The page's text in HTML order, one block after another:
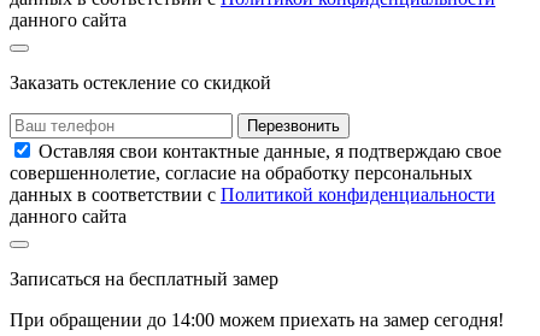
данного сайта
Заказать остекление со скидкой
Перезвонить
Оставляя свои контактные данные, я подтверждаю свое
совершеннолетие, согласие на обработку персональных
данных в соответствии с Политикой конфиденциальности
данного сайта
Записаться на бесплатный замер
При обращении до 14:00 можем приехать на замер сегодня!